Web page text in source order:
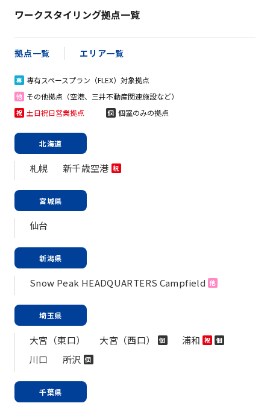
ワークスタイリング拠点一覧
拠点一覧 エリア一覧
専 専有スペースプラン（FLEX）対象拠点
他 その他拠点（空港、三井不動産関連施設など）
祝 土日祝日営業拠点 個 個室のみの拠点
北海道
札幌 新千歳空港 祝
宮城県
仙台
新潟県
Snow Peak HEADQUARTERS Campfield 他
埼玉県
大宮（東口） 大宮（西口） 個 浦和 祝 個
川口 所沢 個
千葉県